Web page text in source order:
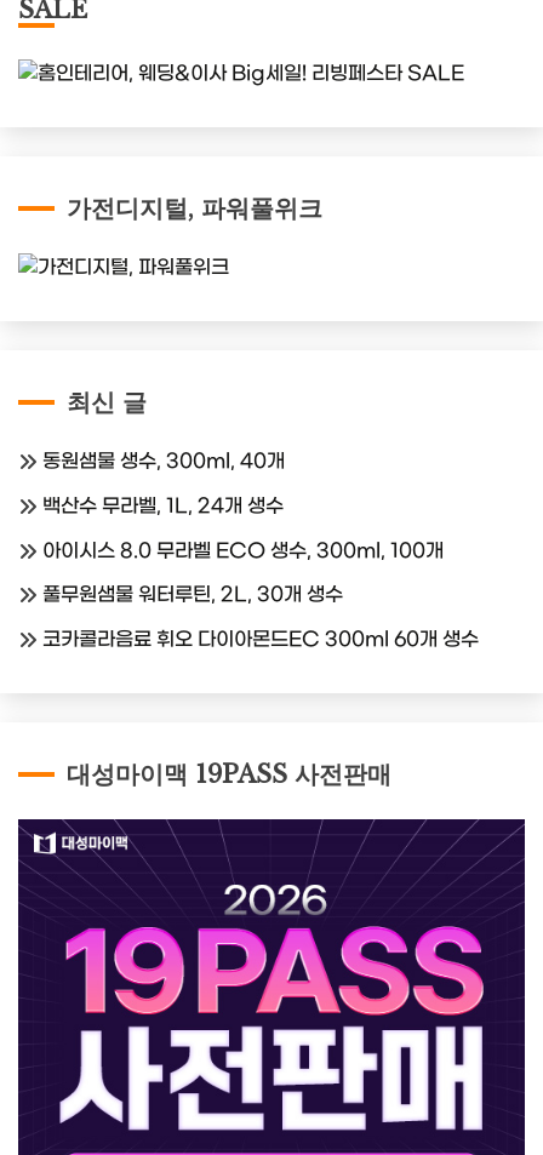
SALE
가전디지털, 파워풀위크
최신 글
동원샘물 생수, 300ml, 40개
백산수 무라벨, 1L, 24개 생수
아이시스 8.0 무라벨 ECO 생수, 300ml, 100개
풀무원샘물 워터루틴, 2L, 30개 생수
코카콜라음료 휘오 다이아몬드EC 300ml 60개 생수
대성마이맥 19PASS 사전판매